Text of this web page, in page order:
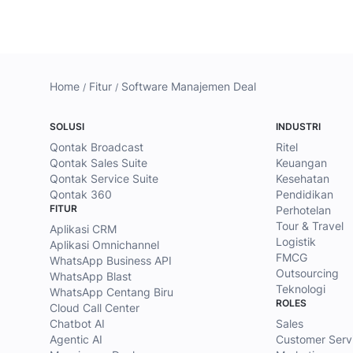
Home Fitur Software Manajemen Deal
SOLUSI
Qontak Broadcast
Qontak Sales Suite
Qontak Service Suite
Qontak 360
FITUR
Aplikasi CRM
Aplikasi Omnichannel
WhatsApp Business API
WhatsApp Blast
WhatsApp Centang Biru
Cloud Call Center
Chatbot AI
Agentic AI
INDUSTRI
Ritel
Keuangan
Kesehatan
Pendidikan
Perhotelan
Tour & Travel
Logistik
FMCG
Outsourcing
Teknologi
ROLES
Sales
Customer